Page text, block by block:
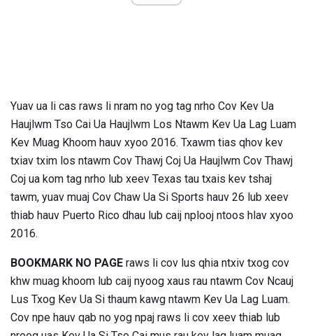
Yuav ua li cas raws li nram no yog tag nrho Cov Kev Ua
Haujlwm Tso Cai Ua Haujlwm Los Ntawm Kev Ua Lag Luam
Kev Muag Khoom hauv xyoo 2016. Txawm tias qhov kev
txiav txim los ntawm Cov Thawj Coj Ua Haujlwm Cov Thawj
Coj ua kom tag nrho lub xeev Texas tau txais kev tshaj
tawm, yuav muaj Cov Chaw Ua Si Sports hauv 26 lub xeev
thiab hauv Puerto Rico dhau lub caij nplooj ntoos hlav xyoo
2016.
BOOKMARK NO PAGE raws li cov lus qhia ntxiv txog cov
khw muag khoom lub caij nyoog xaus rau ntawm Cov Ncauj
Lus Txog Kev Ua Si thaum kawg ntawm Kev Ua Lag Luam.
Cov npe hauv qab no yog npaj raws li cov xeev thiab lub